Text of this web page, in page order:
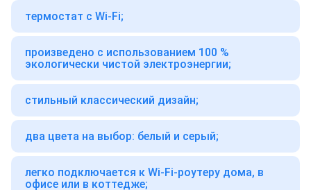
термостат с Wi-Fi;
произведено с использованием 100 %
экологически чистой электроэнергии;
стильный классический дизайн;
два цвета на выбор: белый и серый;
легко подключается к Wi-Fi-роутеру дома, в
офисе или в коттедже;